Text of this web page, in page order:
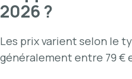
2026 ?
Les prix varient selon le
généralement entre 79 €